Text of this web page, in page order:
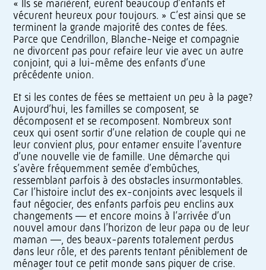
« Ils se marièrent, eurent beaucoup d’enfants et
vécurent heureux pour toujours. » C’est ainsi que se
terminent la grande majorité des contes de fées.
Parce que Cendrillon, Blanche-Neige et compagnie
ne divorcent pas pour refaire leur vie avec un autre
conjoint, qui a lui-même des enfants d’une
précédente union.
Et si les contes de fées se mettaient un peu à la page?
Aujourd’hui, les familles se composent, se
décomposent et se recomposent. Nombreux sont
ceux qui osent sortir d’une relation de couple qui ne
leur convient plus, pour entamer ensuite l’aventure
d’une nouvelle vie de famille. Une démarche qui
s’avère fréquemment semée d’embûches,
ressemblant parfois à des obstacles insurmontables.
Car l’histoire inclut des ex-conjoints avec lesquels il
faut négocier, des enfants parfois peu enclins aux
changements — et encore moins à l’arrivée d’un
nouvel amour dans l’horizon de leur papa ou de leur
maman —, des beaux-parents totalement perdus
dans leur rôle, et des parents tentant péniblement de
ménager tout ce petit monde sans piquer de crise.